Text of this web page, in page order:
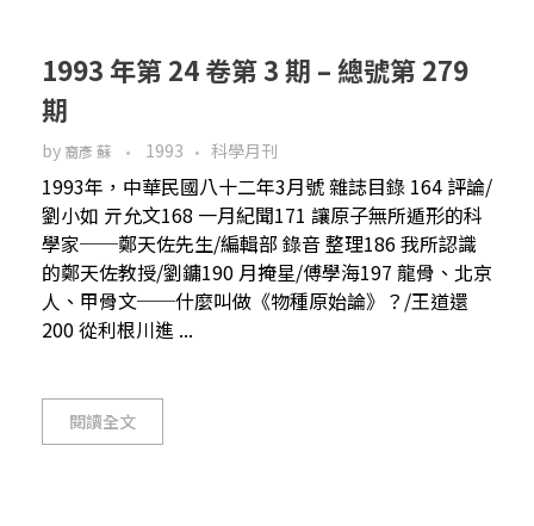
1993 年第 24 卷第 3 期 – 總號第 279
期
by 裔彥 蘇 1993 科學月刊
1993年，中華民國八十二年3月號 雜誌目錄 164 評論/
劉小如 亓允文168 一月紀聞171 讓原子無所遁形的科
學家──鄭天佐先生/編輯部 錄音 整理186 我所認識
的鄭天佐教授/劉鏞190 月掩星/傅學海197 龍骨、北京
人、甲骨文──什麼叫做《物種原始論》？/王道還
200 從利根川進 ...
閱讀全文